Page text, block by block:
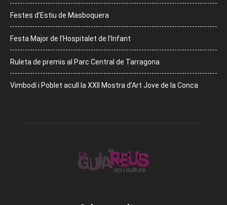
Festes d’Estiu de Masboquera
Festa Major de l’Hospitalet de l’Infant
Ruleta de premis al Parc Central de Tarragona
Vimbodí i Poblet acull la XXII Mostra d’Art Jove de la Conca